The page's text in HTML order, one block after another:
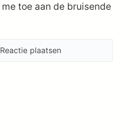
toe aan de bruisende